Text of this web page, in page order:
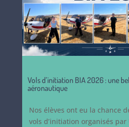
Vols d’initiation BIA 2026 : une
aéronautique
Nos élèves ont eu la chance
vols d’initiation organisés par